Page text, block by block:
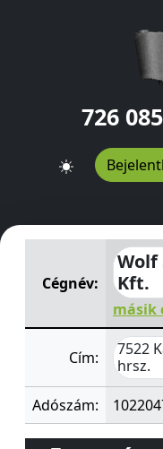
726 085
Wolf System
Cégnév:
Wolf
Kft.
másik
Cím:
7522
hrsz.
Adószám: